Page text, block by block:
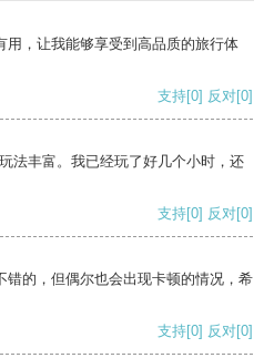
用，让我能够享受到高品质的旅行体
支持[0] 反对[0]
法丰富。我已经玩了好几个小时，还
支持[0] 反对[0]
错的，但偶尔也会出现卡顿的情况，希
支持[0] 反对[0]